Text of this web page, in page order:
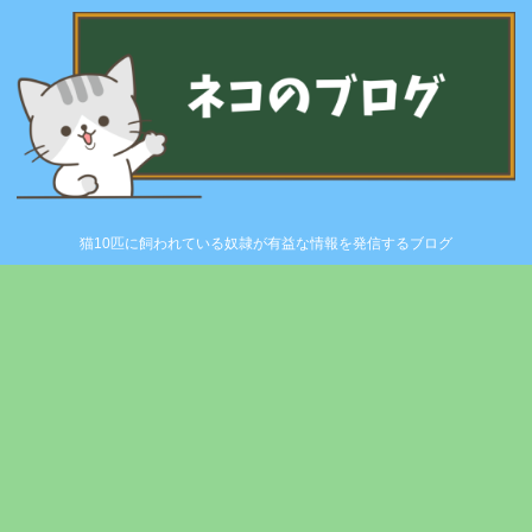
猫10匹に飼われている奴隷が有益な情報を発信するブログ